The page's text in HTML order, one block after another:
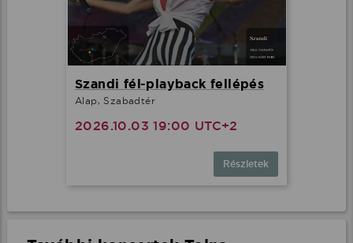
Szandi fél-playback fellépés
Alap, Szabadtér
2026.10.03 19:00 UTC+2
Részletek